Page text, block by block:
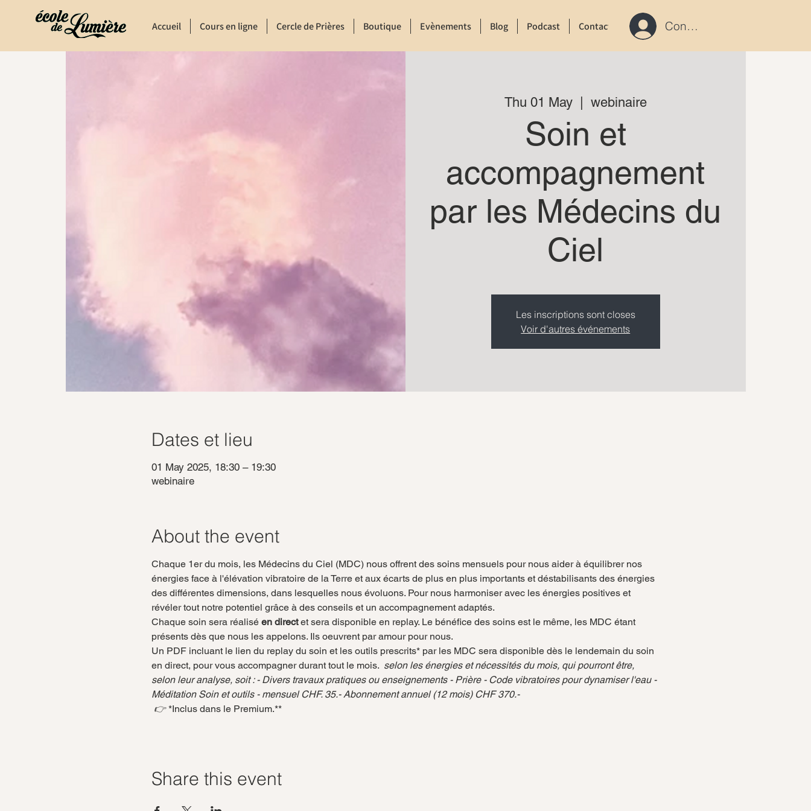
Accueil Cours en ligne Cercle de Prières Boutique Evènements Blog Podcast Contact Connexion / S'inscrire
Thu 01 May
  |
webinaire
Soin et
accompagnement
par les Médecins du
Ciel
Les inscriptions sont closes
Voir d'autres événements
Dates et lieu
01 May 2025, 18:30 – 19:30
webinaire
About the event
Chaque 1er du mois, les Médecins du Ciel (MDC) nous offrent des soins mensuels pour nous aider à équilibrer nos
énergies face à l'élévation vibratoire de la Terre et aux écarts de plus en plus importants et déstabilisants des énergies
des différentes dimensions, dans lesquelles nous évoluons. Pour nous harmoniser avec les énergies positives et
révéler tout notre potentiel grâce à des conseils et un accompagnement adaptés.
Chaque soin sera réalisé en direct et sera disponible en replay. Le bénéfice des soins est le même, les MDC étant
présents dès que nous les appelons. Ils oeuvrent par amour pour nous.
Un PDF incluant le lien du replay du soin et les outils prescrits* par les MDC sera disponible dès le lendemain du soin
en direct, pour vous accompagner durant tout le mois. selon les énergies et nécessités du mois, qui pourront être,
selon leur analyse, soit : - Divers travaux pratiques ou enseignements - Prière - Code vibratoires pour dynamiser l'eau -
Méditation Soin et outils - mensuel CHF. 35.- Abonnement annuel (12 mois) CHF 370.-
👉 *Inclus dans le Premium.**
Share this event